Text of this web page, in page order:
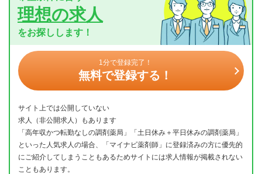
理想の求人
をお探しします！
1分で登録完了！
無料で登録する！
サイト上では公開していない
求人（非公開求人）もあります
「高年収かつ転勤なしの調剤薬局」「土日休み＋平日休みの調剤薬局」
といった人気求人の場合、「マイナビ薬剤師」に登録済みの方に優先的
にご紹介してしまうこともあるためサイトには求人情報が掲載されない
こともあります。